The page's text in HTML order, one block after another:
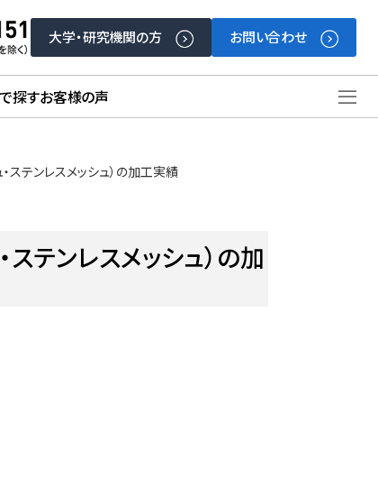
大学・研究機関の方 お問い合わせ
探すお客様の声
テンレスメッシュ）の加工実績
テンレスメッシュ）の加